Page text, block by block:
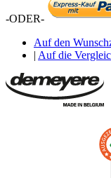
-ODER-
Auf den
| Auf die